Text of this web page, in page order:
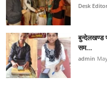
Desk
बुन्देलखण्ड
सम...
admin